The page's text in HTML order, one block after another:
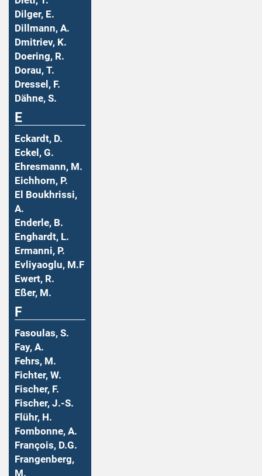
Dilger, E.
Dillmann, A.
Dmitriev, K.
Doering, R.
Dorau, T.
Dressel, F.
Dähne, S.
E
Eckardt, D.
Eckel, G.
Ehresmann, M.
Eichhorn, P.
El Boukhrissi,
A.
Enderle, B.
Enghardt, L.
Ermanni, P.
Evliyaoglu, M.F
Ewert, R.
Eßer, M.
F
Fasoulas, S.
Fay, A.
Fehrs, M.
Fichter, W.
Fischer, F.
Fischer, J.-S.
Flühr, H.
Fombonne, A.
François, D.G.
Frangenberg,
M.